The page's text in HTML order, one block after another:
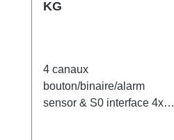
KG
4 canaux
bouton/binaire/alarm
sensor & S0 interface 4x 6-